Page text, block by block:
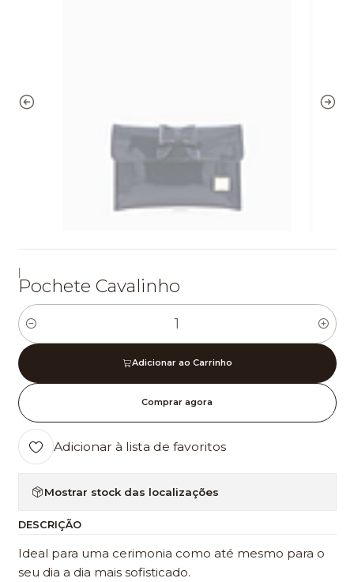
|
Pochete Cavalinho
Quantidade
Adicionar ao Carrinho
Comprar agora
Adicionar à lista de favoritos
Mostrar stock das localizações
DESCRIÇÃO
Ideal para uma cerimonia como até mesmo para o
seu dia a dia mais sofisticado.